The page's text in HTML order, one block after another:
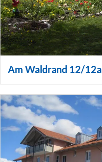
Am Waldrand 12/12a